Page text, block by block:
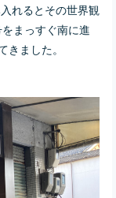
れるとその世界観
まっすぐ南に進
きました。